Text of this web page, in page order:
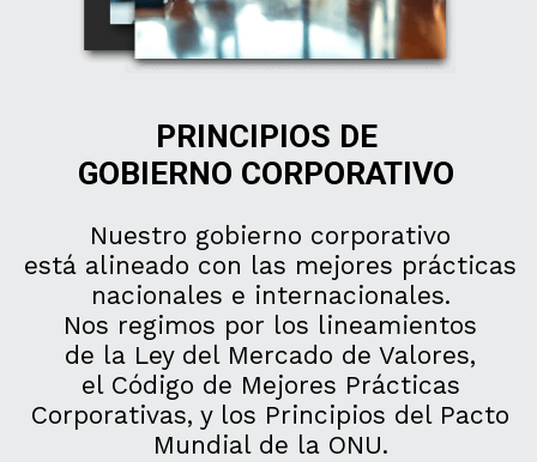
Nuestro gobierno corporativo
está alineado con las mejores prácticas
nacionales e internacionales.
Nos regimos por los lineamientos
de la Ley del Mercado de Valores,
el Código de Mejores Prácticas
Corporativas, y los Principios del Pacto
Mundial de la ONU.
PRINCIPIOS DE
GOBIERNO CORPORATIVO